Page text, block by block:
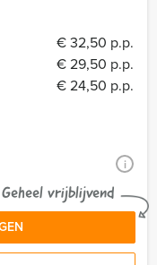
€ 32,50 p.p.
€ 29,50 p.p.
€ 24,50 p.p.
i
Geheel vrijblijvend